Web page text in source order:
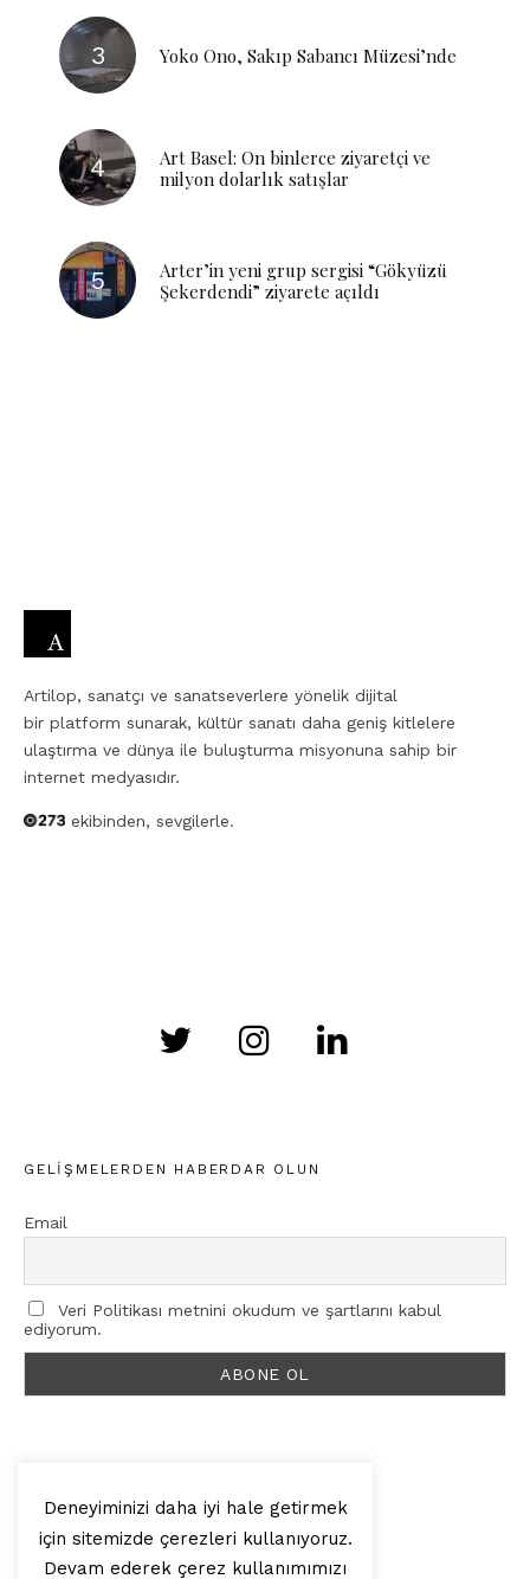
Yoko Ono, Sakıp Sabancı Müzesi’nde
Art Basel: On binlerce ziyaretçi ve
milyon dolarlık satışlar
Arter’in yeni grup sergisi “Gökyüzü
Şekerdendi” ziyarete açıldı
Artilop, sanatçı ve sanatseverlere yönelik dijital
bir platform sunarak, kültür sanatı daha geniş kitlelere
ulaştırma ve dünya ile buluşturma misyonuna sahip bir
internet medyasıdır.
ekibinden, sevgilerle.
GELIŞMELERDEN HABERDAR OLUN
Email
Veri Politikası metnini okudum ve şartlarını kabul
ediyorum.
© 2025, Artilop
Deneyiminizi daha iyi hale getirmek
için sitemizde çerezleri kullanıyoruz.
Devam ederek çerez kullanımımızı